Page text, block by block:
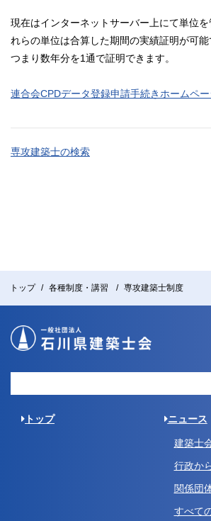
現在はインターネットサーバー上にて単位を
れらの単位は合算した期間の実績証明が可能
つまり数年分を1通で証明できます。
連合会CPDデータ登録申請手続きホームペ
専攻建築士の検索
トップ 各種制度・講習 専攻建築士制度
トップ ニュース
建築士
行政か
関係団
すべて